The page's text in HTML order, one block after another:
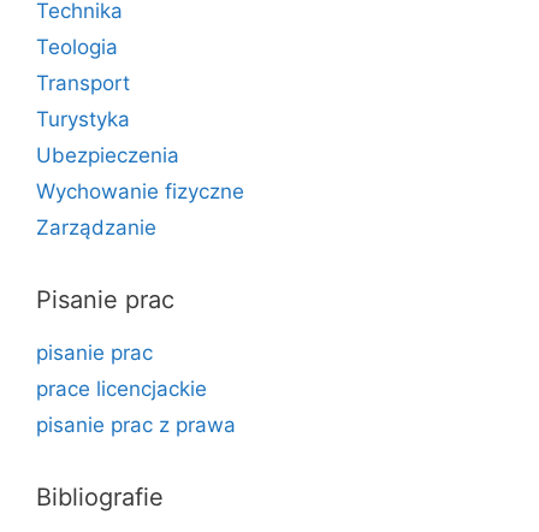
Technika
Teologia
Transport
Turystyka
Ubezpieczenia
Wychowanie fizyczne
Zarządzanie
Pisanie prac
pisanie prac
prace licencjackie
pisanie prac z prawa
Bibliografie